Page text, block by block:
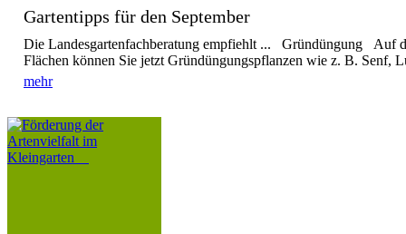
Gartentipps für den September
Die Landesgartenfachberatung empfiehlt ... Gründüngung Auf
Flächen können Sie jetzt Gründüngungspflanzen wie z. B. Senf,
mehr